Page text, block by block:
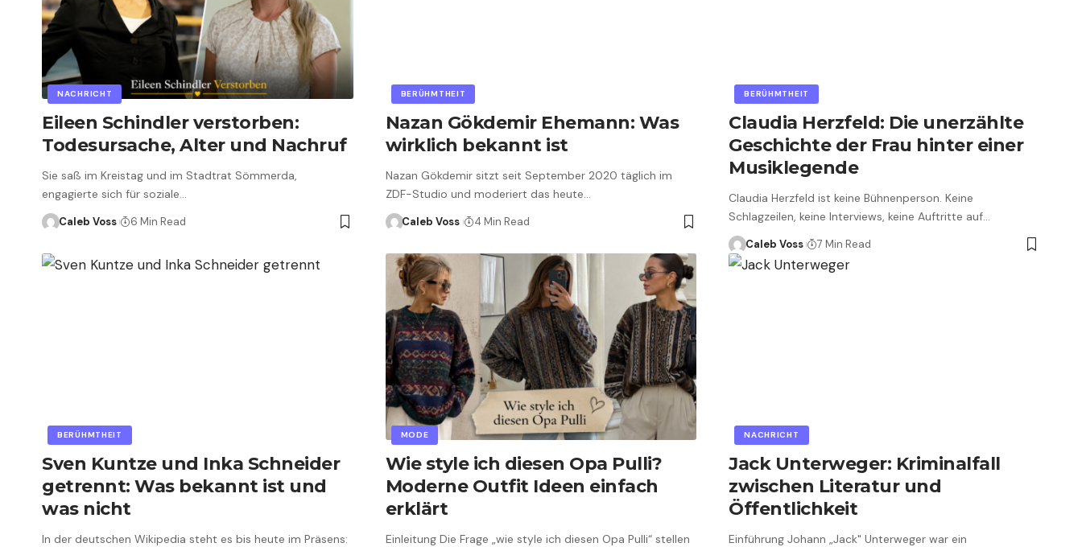
NACHRICHT
Eileen Schindler verstorben:
Todesursache, Alter und Nachruf
Sie saß im Kreistag und im Stadtrat Sömmerda,
engagierte sich für soziale…
Caleb Voss 6 Min Read
BERÜHMTHEIT
Nazan Gökdemir Ehemann: Was
wirklich bekannt ist
Nazan Gökdemir sitzt seit September 2020 täglich im
ZDF-Studio und moderiert das heute…
Caleb Voss 4 Min Read
BERÜHMTHEIT
Claudia Herzfeld: Die unerzählte
Geschichte der Frau hinter einer
Musiklegende
Claudia Herzfeld ist keine Bühnenperson. Keine
Schlagzeilen, keine Interviews, keine Auftritte auf…
Caleb Voss 7 Min Read
BERÜHMTHEIT
Sven Kuntze und Inka Schneider
getrennt: Was bekannt ist und
was nicht
In der deutschen Wikipedia steht es bis heute im Präsens:
MODE
Wie style ich diesen Opa Pulli?
Moderne Outfit Ideen einfach
erklärt
Einleitung Die Frage „wie style ich diesen Opa Pulli“ stellen
NACHRICHT
Jack Unterweger: Kriminalfall
zwischen Literatur und
Öffentlichkeit
Einführung Johann „Jack" Unterweger war ein